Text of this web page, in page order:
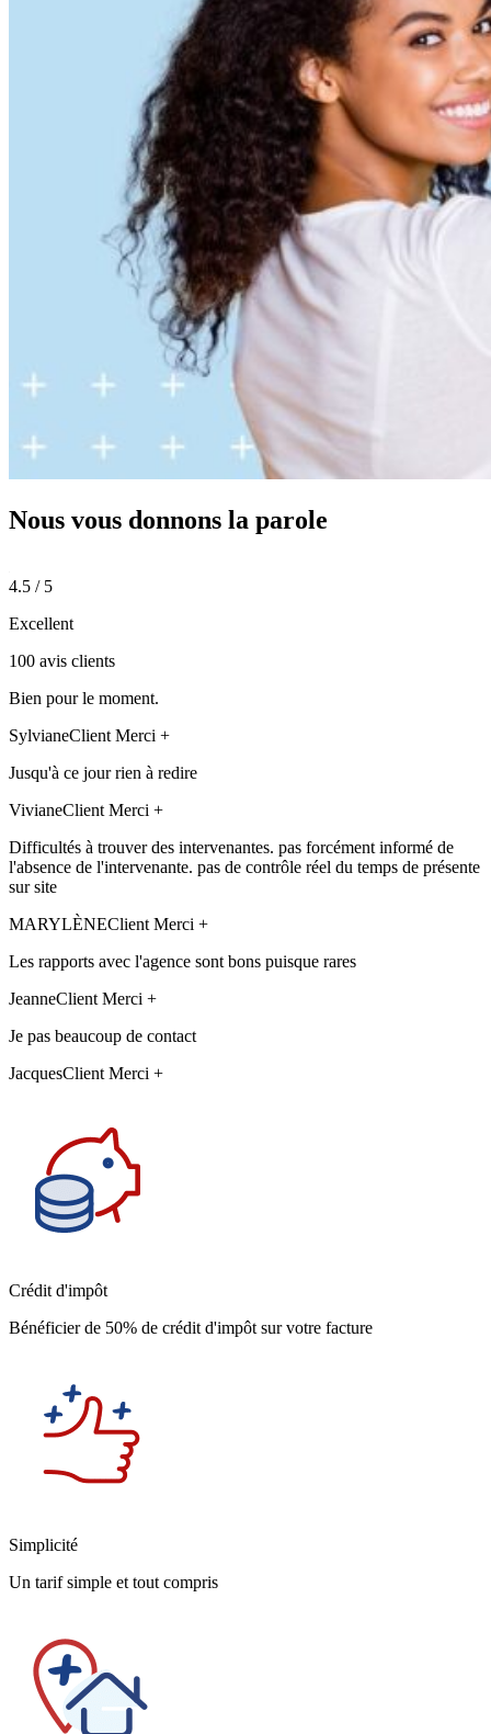
Nous vous donnons la parole
4.5 / 5
Excellent
100 avis clients
Bien pour le moment.
SylvianeClient Merci +
Jusqu'à ce jour rien à redire
VivianeClient Merci +
Difficultés à trouver des intervenantes. pas forcément informé de
l'absence de l'intervenante. pas de contrôle réel du temps de présente
sur site
MARYLÈNEClient Merci +
Les rapports avec l'agence sont bons puisque rares
JeanneClient Merci +
Je pas beaucoup de contact
JacquesClient Merci +
Crédit d'impôt
Bénéficier de 50% de crédit d'impôt sur votre facture
Simplicité
Un tarif simple et tout compris